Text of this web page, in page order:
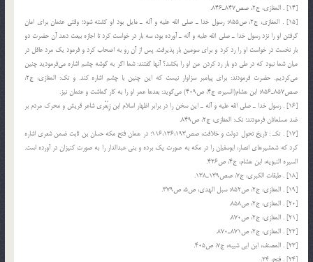
[14] . المغازی، ج2، صص847ـ846.
[15] . المغازی، ج2، ص855؛ رسول خدا ـ صلی الله علیه و آله ـ مایل بود او كشته شود؛ وقتی عثمان برای امان
گرفتن او را نزد رسول خدا ـ صلی الله علیه و آله ـ آورده بود، سه بار در خواست كرد تا اجازه بیعت دهد آن حضرت دو
بار نخست در خواست او را رد كرد و برای سومین بار پذیرفت. پس از آن رو به اصحاب كرد و فرمود یك مرد عاقل در
میان شما نبود كه در طی دو بار رد كردن من او را بكشد؟ آنها گفتند: شما اگر به گوشه چشم اشاره می‌فرمودید چنین
می‌كردیم. حضرت فرمودند: برای پیامبر سزاوار نیست كه این چنین با چشم اشاره كند. و نك: المغازی، ج2،
صص857ـ856؛ ابن هشام(السیره، ج4، ص409) می‌گوید: بعدها عمر او را به كار گماشت و عثمان نیز.
[16] . رسول خدا ـ صلی الله علیه و آله ـ این سخن را در برابر اظهار اسلام ابن زِبَعْری شاعر قریش و محرك مردم بر
ضد مسلمانان فرمودند؛ نك: المغازی، ج2، ص849.
[17] . نكـ : تاریخ تحول دولت و خلافت، صص116،136،193؛ در همان فتح مكه حسان بن ثابت ضمن شعری اشاره
كرد كه شمشیرهای انصار، ابوسفیان را در مكه به صورت یك برده و بنی عبدالدار را به صورت كنیزان در آورده است.
السیره النبویه، ابن هشام، ج4، ص426.
[18] . طبقات الكبری، ج7، صص139ـ138.
[19] . المغازی، ج2، ص852؛ سبل الهدی، ص5، ص379.
[20] . المغازی، ج2، ص858.
[21] . المغازی، ج2، ص870.
[22] . المغازی، ج2، ص871ـ870.
[23] . المصنف، ابن ابی شیبه، ج7، ص405.
[24] . فتح، 24.